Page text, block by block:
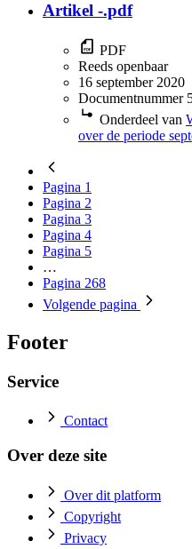
Artikel -.pdf
PDF
Reeds openbaar
16 september 2020
Documentnummer
Onderdeel van
over de periode
Pagina 1
Pagina 2
Pagina 3
Pagina 4
Pagina 5
…
Pagina 268
Volgende pagina
Footer
Service
Contact
Over deze site
Over dit platform
Copyright
Privacy